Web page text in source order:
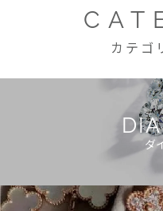
カテゴ
ダ